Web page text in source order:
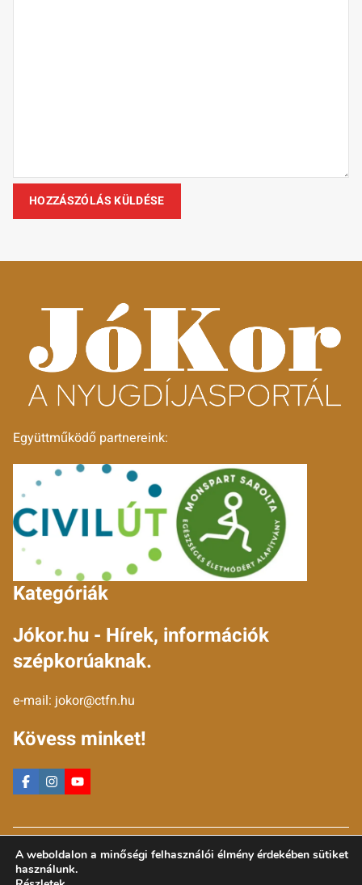
Együttműködő partnereink:
Kategóriák
Jókor.hu - Hírek, információk
szépkorúaknak.
e-mail: jokor@ctfn.hu
Kövess minket!
Copyright © 2024 jokor.hu. Minden jog fenntartva.
A weboldalon a minőségi felhasználói élmény érdekében sütiket
használunk.